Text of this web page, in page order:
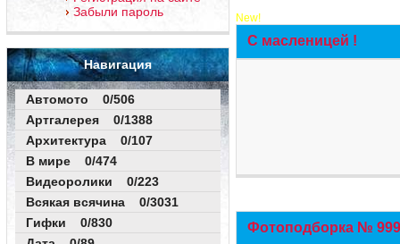
Забыли пароль
Навигация
Автомото 0/506
Артгалерея 0/1388
Архитектура 0/107
В мире 0/474
Видеоролики 0/223
Всякая всячина 0/3031
Гифки 0/830
New!
С масленицей !
Фотоподборка №